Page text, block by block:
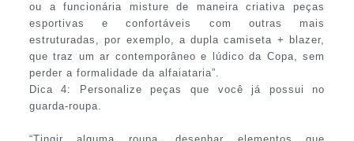
ou a funcionária misture de maneira criativa peças
esportivas e confortáveis com outras mais
estruturadas, por exemplo, a dupla camiseta + blazer,
que traz um ar contemporâneo e lúdico da Copa, sem
perder a formalidade da alfaiataria”.
Dica 4: Personalize peças que você já possui no
guarda-roupa.